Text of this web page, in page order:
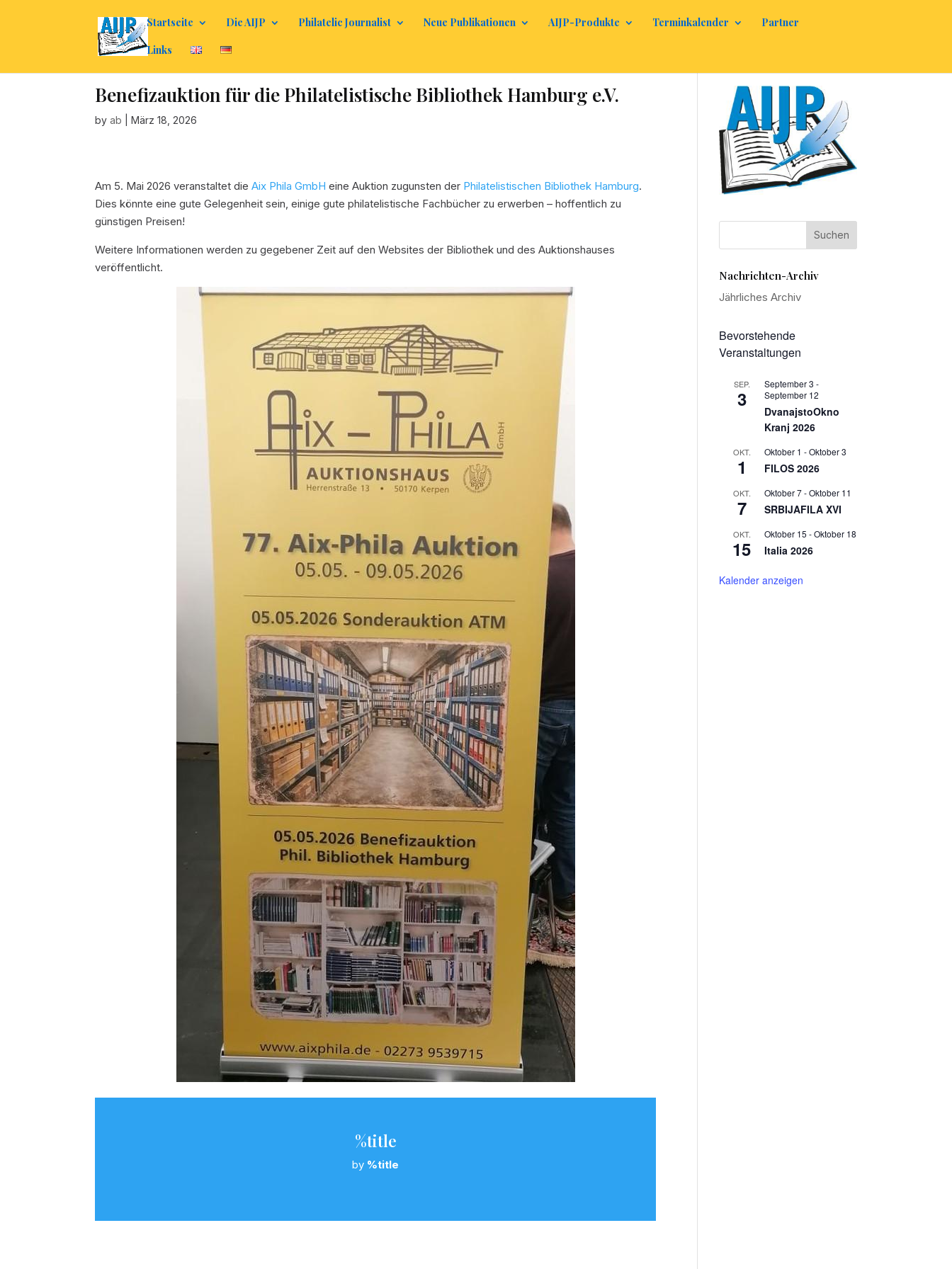
Startseite Die AIJP Philatelic Journalist Neue Publikationen AIJP-Produkte Terminkalender Partner
Links
Benefizauktion für die Philatelistische Bibliothek Hamburg e.V.
byab |März 18, 2026
Am 5. Mai 2026 veranstaltet dieAix Phila GmbH eine Auktion zugunsten der Philatelistischen Bibliothek Hamburg.
Dies könnte eine gute Gelegenheit sein, einige gute philatelistische Fachbücher zu erwerben – hoffentlich zu
günstigen Preisen!
Weitere Informationen werden zu gegebener Zeit auf den Websites der Bibliothek und des Auktionshauses
veröffentlicht.
%title
by %title
Nachrichten-Archiv
Jährliches Archiv
Bevorstehende
Veranstaltungen
SEP.
3
September 3 -
September 12
DvanajstoOkno
Kranj 2026
OKT.
1
Oktober 1 -Oktober 3
FILOS 2026
OKT.
7
Oktober 7-Oktober 11
SRBIJAFILA XVI
OKT.
15
Oktober 15 -Oktober 18
Italia 2026
Kalender anzeigen